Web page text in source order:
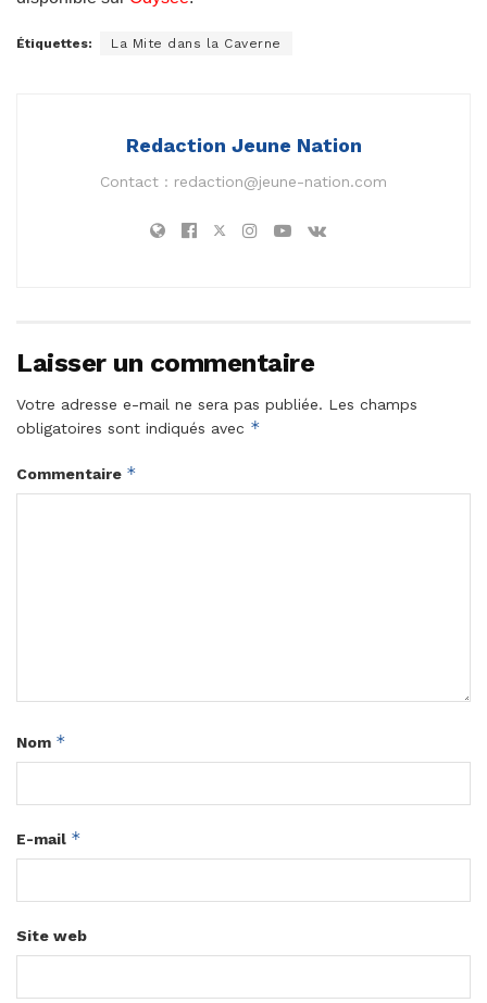
Étiquettes: La Mite dans la Caverne
Redaction Jeune Nation
Contact : redaction@jeune-nation.com
Laisser un commentaire
Votre adresse e-mail ne sera pas publiée. Les champs
obligatoires sont indiqués avec *
Commentaire *
Nom *
E-mail *
Site web